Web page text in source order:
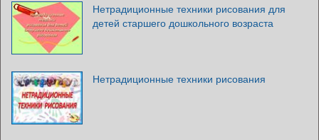
Нетрадиционные техники рисования для
детей старшего дошкольного возраста
Нетрадиционные техники рисования